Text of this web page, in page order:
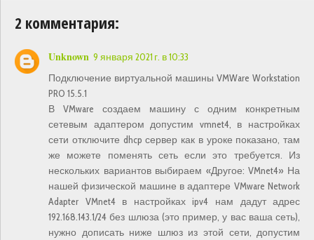
2 комментария:
Unknown 9 января 2021 г. в 10:33
Подключение виртуальной машины VMWare Workstation
PRO 15.5.1
В VMware создаем машину с одним конкретным
сетевым адаптером допустим vmnet4, в настройках
сети отключите dhcp сервер как в уроке показано, там
же можете поменять сеть если это требуется. Из
нескольких вариантов выбираем «Другое: VMnet4» На
нашей физической машине в адаптере VMware Network
Adapter VMnet4 в настройках ipv4 нам дадут адрес
192.168.143.1/24 без шлюза (это пример, у вас ваша сеть),
нужно дописать ниже шлюз из этой сети, допустим